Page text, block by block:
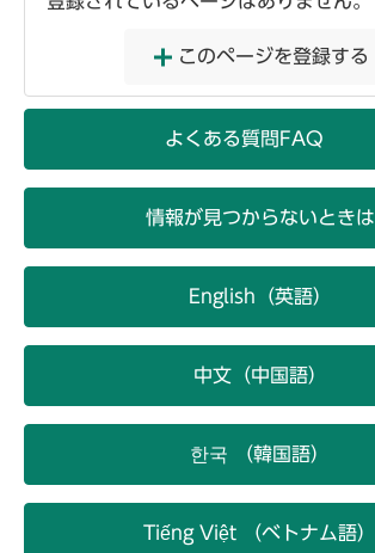
このページを登録する
よくある質問FAQ
情報が見つからないときは
English（英語）
中文（中国語）
한국 （韓国語）
Tiếng Việt （ベトナム語）